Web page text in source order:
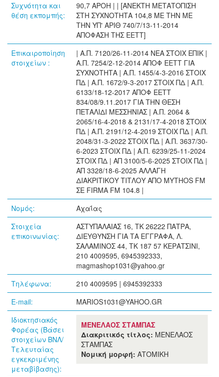
Συχνότητα και
θέση εκπομπής:
90,7 ΑΡΟΗ | | [ΑΝΕΚΤΗ ΜΕΤΑΤΟΠΙΣΗ
ΣΤΗ ΣΥΧΝΟΤΗΤΑ 104,8 ΜΕ ΤΗΝ ΜΕ
ΤΗΝ ΥΠ' ΑΡΙΘ 740/7/13-11-2014
ΑΠΟΦΑΣΗ ΤΗΣ ΕΕΤΤ]
Επικαιροποίηση
στοιχείων :
| Α.Π. 7120/26-11-2014 ΝΕΑ ΣΤΟΙΧ ΕΠΙΚ |
Α.Π. 7254/2-12-2014 ΑΠΟΦ ΕΕΤΤ ΓΙΑ
ΣΥΧΝΟΤΗΤΑ | Α.Π. 1455/4-3-2016 ΣΤΟΙΧ
ΠΔ | Α.Π. 1672/9-3-2017 ΣΤΟΙΧ ΠΔ | Α.Π.
6133/18-12-2017 ΑΠΟΦ ΕΕΤΤ
834/08/9.11.2017 ΓΙΑ ΤΗΝ ΘΕΣΗ
ΠΕΤΑΛΙΔΙ ΜΕΣΣΗΝΙΑΣ | Α.Π. 2064 &
2065/16-4-2018 & 2131/17-4-2018 ΣΤΟΙΧ
ΠΔ | Α.Π. 2191/12-4-2019 ΣΤΟΙΧ ΠΔ | Α.Π.
2048/31-3-2022 ΣΤΟΙΧ ΠΔ | Α.Π. 3637/30-
6-2023 ΣΤΟΙΧ ΠΔ | Α.Π. 6239/25-11-2024
ΣΤΟΙΧ ΠΔ | ΑΠ 3100/5-6-2025 ΣΤΟΙΧ ΠΔ |
ΑΠ 3328/18-6-2025 ΑΛΛΑΓΗ
ΔΙΑΚΡΙΤΙΚΟΥ ΤΙΤΛΟΥ ΑΠΟ MYTHOS FM
ΣΕ FIRMA FM 104.8 |
Νομός:
Αχαΐας
Στοιχεία
επικοινωνίας:
ΑΣΤΥΠΑΛΑΙΑΣ 16, ΤΚ 26222 ΠΑΤΡΑ,
ΔΙΕΥΘΥΝΣΗ ΓΙΑ ΤΑ ΕΓΓΡΑΦΑ, Λ.
ΣΑΛΑΜΙΝΟΣ 44, ΤΚ 187 57 ΚΕΡΑΤΣΙΝΙ,
210 4009595, 6945392333,
magmashop1031@yahoo.gr
Τηλέφωνα:
210 4009595 | 6945392333
E-mail:
MARIOS1031@YAHOO.GR
Ιδιοκτησιακός
Φορέας (Βάσει
στοιχείων ΒΝΛ/
Τελευταίας
εγκεκριμένης
μεταβίβασης):
ΜΕΝΕΛΑΟΣ ΣΤΑΜΠΑΣ
Διακριτικός τίτλος: ΜΕΝΕΛΑΟΣ
ΣΤΑΜΠΑΣ
Νομική μορφή: ΑΤΟΜΙΚΗ